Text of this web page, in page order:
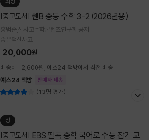
[중고도서] 쎈B 중등 수학 3-2 (2026년용)
홍범준,신사고수학콘텐츠연구회 공저
좋은책신사고
20,000원
배송비 : 2,600원, 예스24 책방에서 직접 배송
예스24 책방
판매자 배송
(13명 평가)
상
[중고도서]